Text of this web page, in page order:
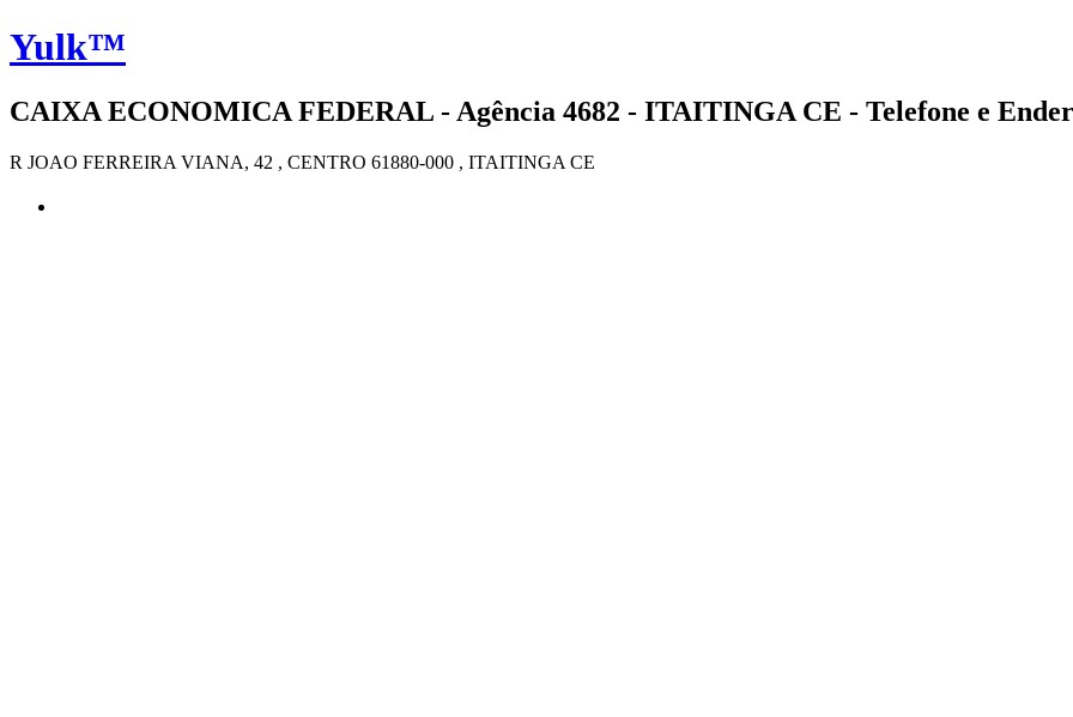
Yulk™
CAIXA ECONOMICA FEDERAL - Agência 4682 - ITAITINGA CE - Telefone e
R JOAO FERREIRA VIANA, 42 , CENTRO 61880-000 , ITAITINGA CE